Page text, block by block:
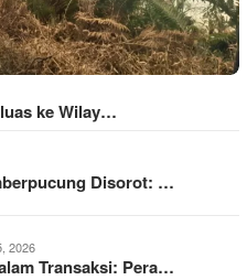
ke Wilay…
Disorot: …
2026
Transaksi: Pera…